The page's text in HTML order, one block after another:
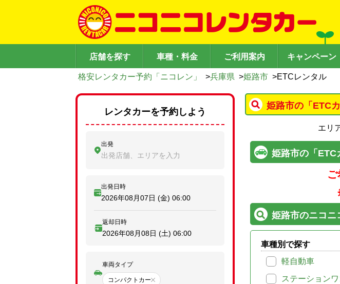
店舗を探す 車種・料金 ご利用案内 キャンペーン
格安レンタカー予約「ニコレン」 >兵庫県 >姫路市 >ETCレンタル
姫路市の「ETC
エリ
姫路市の「ETC
姫路市のニコニ
車種別で探す
軽自動車
ステーション
レンタカーを予約しよう
出発
出発店舗、エリアを入力
出発日時
2026年08月07日 (金) 06:00
返却日時
2026年08月08日 (土) 06:00
車両タイプ
コンパクトカー